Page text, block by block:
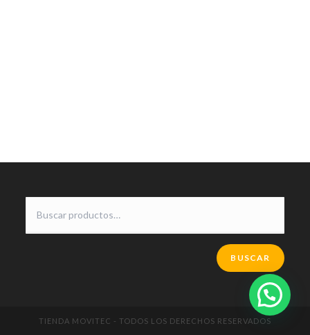
BUSCAR
TIENDA MOVITEC - TODOS LOS DERECHOS RESERVADOS